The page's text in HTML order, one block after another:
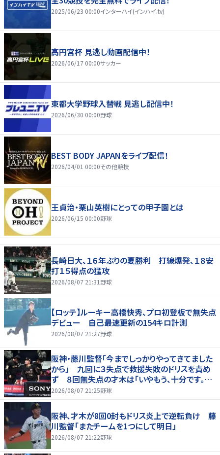
2025/06/23 00:00インターハイ(インハイ.tv)
高円宮杯 見逃し動画配信中！
2026/06/17 00:00サッカー
東都大学野球入替戦 見逃し配信中！
2026/06/30 00:00野球
BEST BODY JAPANをライブ配信！
2026/04/01 00:00その他競技
王貞治・栗山英樹にとっての甲子園とは
2026/06/15 00:00野球
長崎日大、１６年ぶりの夏勝利 打線爆発、１８安
打１５得点の猛攻
2026/08/07 21:31 野球
【ロッテ】ルーキー高橋快秀、プロ初登板で無失点
デビュー 自己最速更新の154キロ計測
2026/08/07 21:27野球
阪神・藤川監督「今までしっかりやってきてました
から」 九回に３失点で救援失敗のドリスを責め
ず ８回無失点の才木は「いやもう、十分です。あ
の回まででも十分な仕事でしたか」
2026/08/07 21:25野球
阪神、才木が8回0封もドリス炎上で逆転負け 藤
川監督「またチームを1つにして明日」
2026/08/07 21:22野球